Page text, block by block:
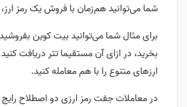
شما می‌توانید هم‌زمان با فروش یک رمز
برای مثال شما می‌توانید بیت کوین
بخرید، در ازای آن مستقیما تتر دریافت
ارزهای متنوع را با هم معامله کنید.
در معاملات جفت رمز ارزی دو اصطلاح